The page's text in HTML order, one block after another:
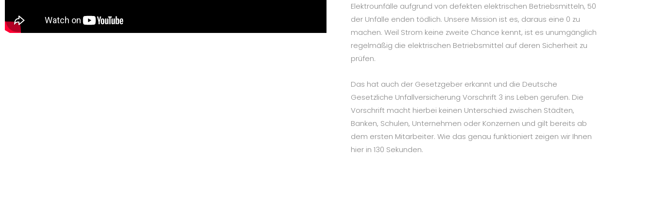
Elektrounfälle aufgrund von defekten elektrischen Betriebsmitteln, 50
der Unfälle enden tödlich. Unsere Mission ist es, daraus eine 0 zu
machen. Weil Strom keine zweite Chance kennt, ist es unumgänglich
regelmäßig die elektrischen Betriebsmittel auf deren Sicherheit zu
prüfen.
Das hat auch der Gesetzgeber erkannt und die Deutsche
Gesetzliche Unfallversicherung Vorschrift 3 ins Leben gerufen. Die
Vorschrift macht hierbei keinen Unterschied zwischen Städten,
Banken, Schulen, Unternehmen oder Konzernen und gilt bereits ab
dem ersten Mitarbeiter. Wie das genau funktioniert zeigen wir Ihnen
hier in 130 Sekunden.